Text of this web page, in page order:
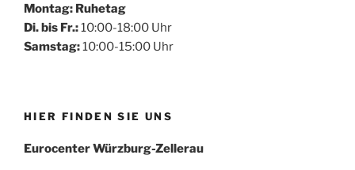
Montag: Ruhetag
Di. bis Fr.:10:00-18:00 Uhr
Samstag:10:00-15:00 Uhr
HIER FINDEN SIE UNS
Eurocenter Würzburg-Zellerau